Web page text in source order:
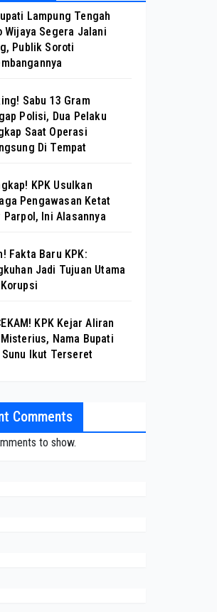
Lampung Tengah
Wijaya Segera Jalani
Publik Soroti
Sabu 13 Gram
Polisi, Dua Pelaku
Saat Operasi
Di Tempat
KPK Usulkan
Pengawasan Ketat
Parpol, Ini Alasannya
Fakta Baru KPK:
Jadi Tujuan Utama
KPK Kejar Aliran
Nama Bupati
Sunu Ikut Terseret
Comments
to show.